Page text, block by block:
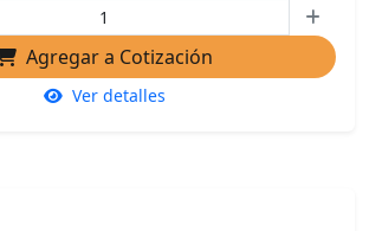
Agregar a Cotización
Ver detalles